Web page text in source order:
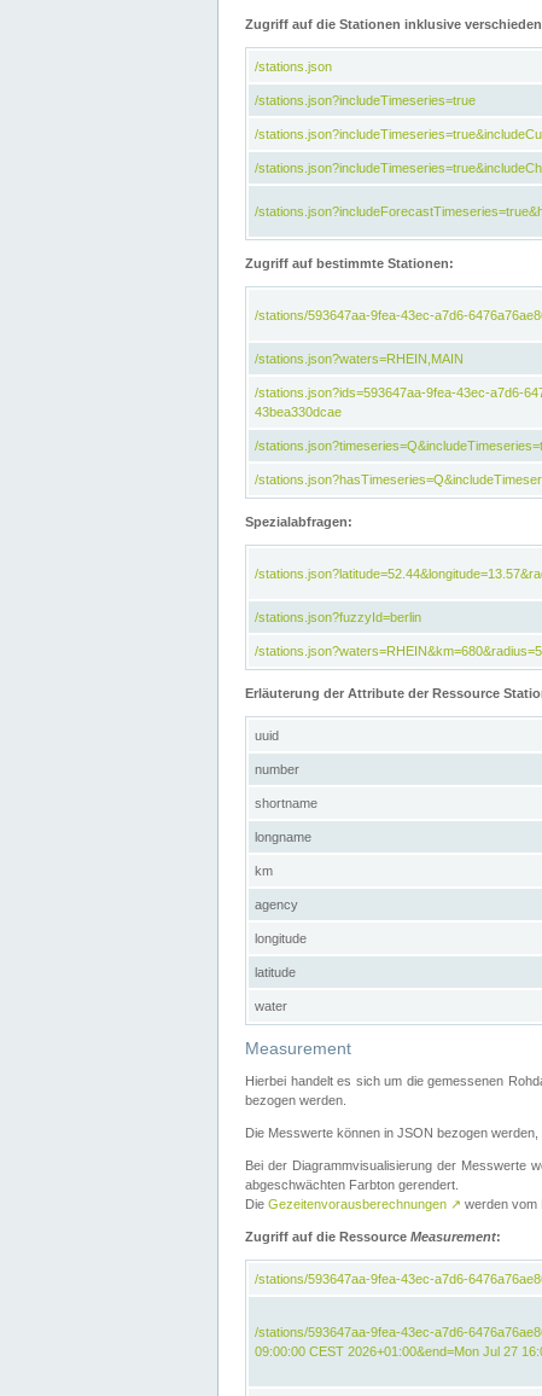
Zugriff auf die Stationen inklusive
/stations.json
/stations.json?includeTimeseries=true
/
/
/
Zugriff auf bestimmte Stationen:
/stations/593647aa-9fea-43ec-a7d6-
/stations.json?waters=RHEIN,MAIN
/stations.json?ids=593647aa-9fea-43ec-a7d6-
43bea330dcae
/
/
Spezialabfragen:
/
/stations.json?fuzzyId=berlin
/
Erläuterung der Attribute der Ressource
uuid
number
shortname
longname
km
agency
longitude
latitude
water
Measurement
Hierbei handelt es sich um die gemessenen
bezogen werden.
Die Messwerte können in JSON bezogen
Bei der Diagrammvisualisierung der Messwerte
abgeschwächten Farbton gerendert.
Die Gezeitenvorausberechnungen ↗ werden vom
Zugriff auf die Ressource Measurement:
/stations/593647aa-9fea-43ec-a7d6-
/stations/593647aa-9fea-43ec-a7d6-
09:00:00 CEST 2026+01:00&end=Mon Jul 27